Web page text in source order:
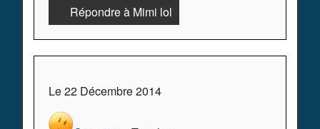
Répondre à Mimi lol
Le 22 Décembre 2014